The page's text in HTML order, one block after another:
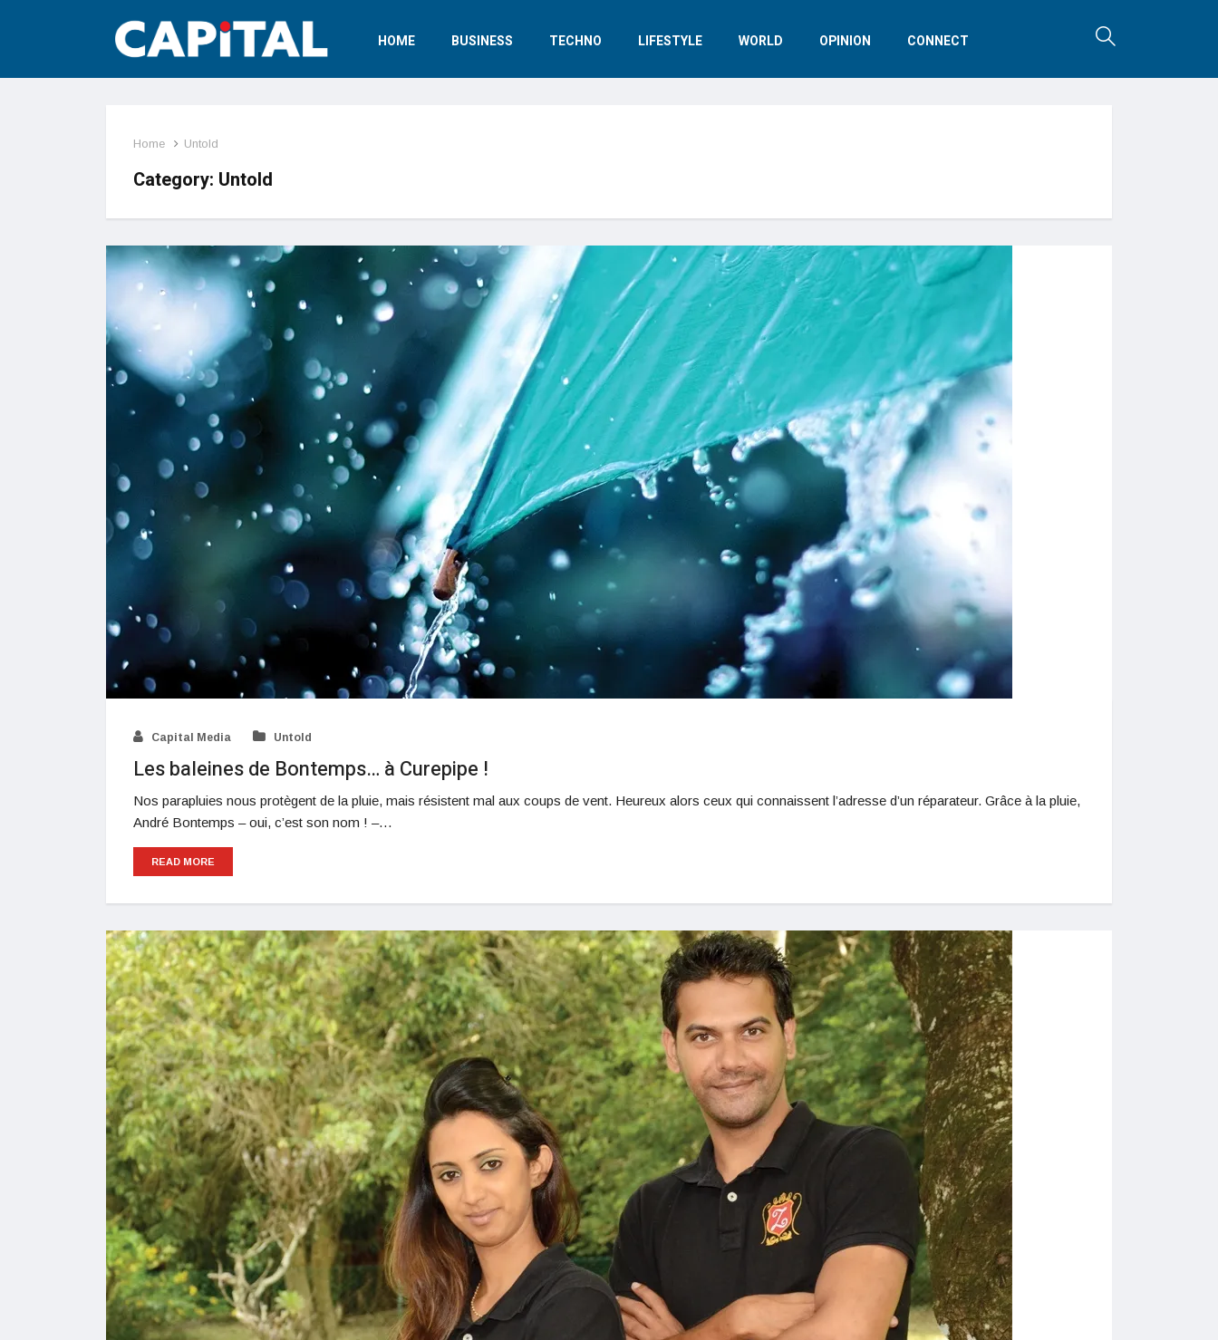
HOME BUSINESS TECHNO LIFESTYLE WORLD OPINION CONNECT
Home Untold
Category: Untold
Capital Media Untold
Les baleines de Bontemps… à Curepipe !
Nos parapluies nous protègent de la pluie, mais résistent mal aux coups de vent. Heureux alors ceux qui connaissent l’adresse d’un réparateur. Grâce à la pluie,
André Bontemps – oui, c’est son nom ! –…
READ MORE